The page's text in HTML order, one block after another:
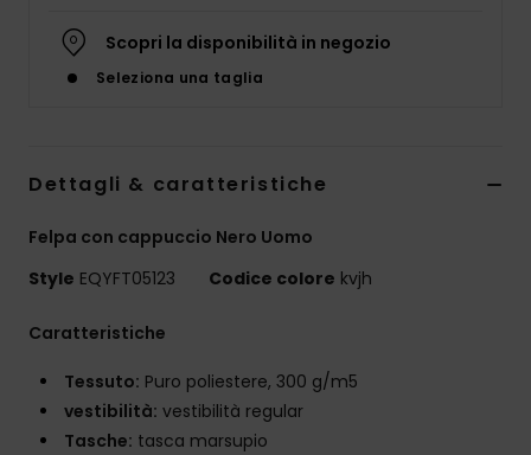
Scopri la disponibilità in negozio
Seleziona una taglia
Dettagli & caratteristiche
Felpa con cappuccio Nero Uomo
Style EQYFT05123 Codice colore kvjh
Caratteristiche
Tessuto: Puro poliestere, 300 g/m5
vestibilità: vestibilità regular
Tasche: tasca marsupio